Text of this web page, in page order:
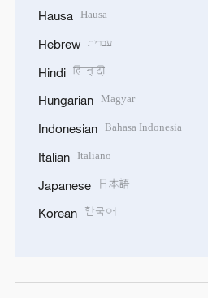
Hausa Hausa
Hebrew עברית
Hindi हिन्दी
Hungarian Magyar
Indonesian Bahasa Indonesia
Italian Italiano
Japanese 日本語
Korean 한국어